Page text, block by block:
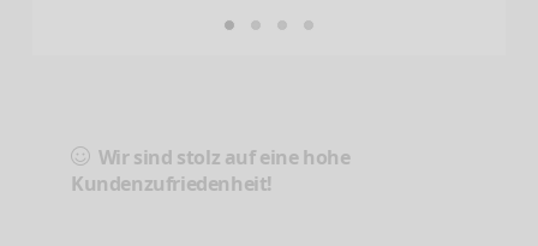
Wir sind stolz auf eine hohe
Kundenzufriedenheit!